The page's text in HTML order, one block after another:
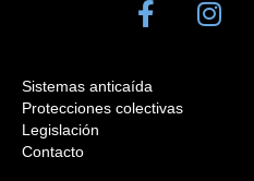
Sistemas anticaída
Protecciones colectivas
Legislación
Contacto